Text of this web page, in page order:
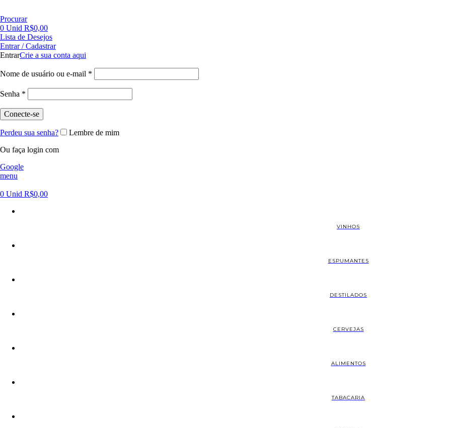
Procurar
0 Unid R$0,00
Lista de Desejos
Entrar / Cadastrar
EntrarCrie a sua conta aqui
Nome de usuário ou e-mail *
Senha *
Conecte-se
Perdeu sua senha?
Lembre de mim
Ou faça login com
Google
menu
0 Unid R$0,00
VINHOS
ESPUMANTES
DESTILADOS
CERVEJAS
ALIMENTOS
TABACARIA